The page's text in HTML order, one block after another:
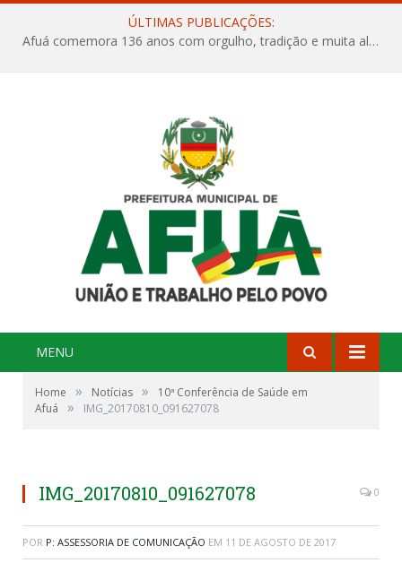
ÚLTIMAS PUBLICAÇÕES:
Afuá comemora 136 anos com orgulho, tradição e muita alegria na Quadra Dr. Nelson Salomão
MENU
Home » Notícias »
10ª Conferência de Saúde em
Afuá
» IMG_20170810_091627078
IMG_20170810_091627078 0
POR P: ASSESSORIA DE COMUNICAÇÃO EM 11 DE AGOSTO DE 2017